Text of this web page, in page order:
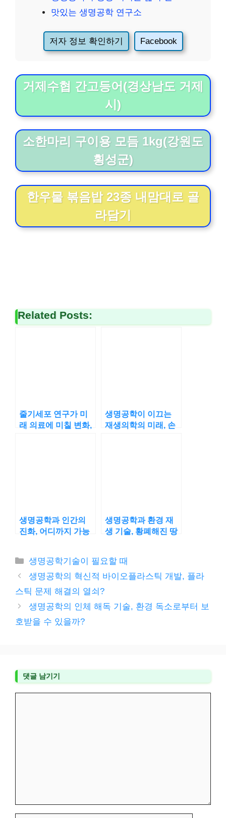
맛있는 생명공학 연구소
저자 정보 확인하기 Facebook
거제수협 간고등어(경상남도 거제
시)
소한마리 구이용 모듬 1kg(강원도
횡성군)
한우물 볶음밥 23종 내맘대로 골
라담기
Related Posts:
줄기세포 연구가 미
래 의료에 미칠 변화,
생명공학이 이끄는
재생의학의 미래, 손
생명공학과 인간의
진화, 어디까지 가능
생명공학과 환경 재
생 기술, 황폐해진 땅
카
테
리
생명공학기술이 필요할 때
생명공학의 혁신적 바이오플라스틱 개발, 플라
스틱 문제 해결의 열쇠?
생명공학의 인체 해독 기술, 환경 독소로부터 보
호받을 수 있을까?
댓글 남기기